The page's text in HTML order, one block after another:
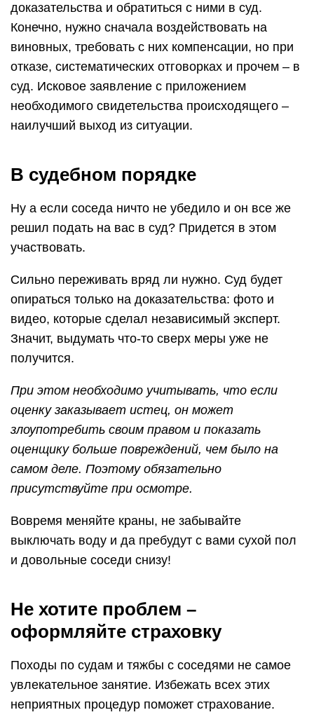
доказательства и обратиться с ними в суд.
Конечно, нужно сначала воздействовать на
виновных, требовать с них компенсации, но при
отказе, систематических отговорках и прочем – в
суд. Исковое заявление с приложением
необходимого свидетельства происходящего –
наилучший выход из ситуации.
В судебном порядке
Ну а если соседа ничто не убедило и он все же
решил подать на вас в суд? Придется в этом
участвовать.
Сильно переживать вряд ли нужно. Суд будет
опираться только на доказательства: фото и
видео, которые сделал независимый эксперт.
Значит, выдумать что-то сверх меры уже не
получится.
При этом необходимо учитывать, что если
оценку заказывает истец, он может
злоупотребить своим правом и показать
оценщику больше повреждений, чем было на
самом деле. Поэтому обязательно
присутствуйте при осмотре.
Вовремя меняйте краны, не забывайте
выключать воду и да пребудут с вами сухой пол
и довольные соседи снизу!
Не хотите проблем –
оформляйте страховку
Походы по судам и тяжбы с соседями не самое
увлекательное занятие. Избежать всех этих
неприятных процедур поможет страхование.